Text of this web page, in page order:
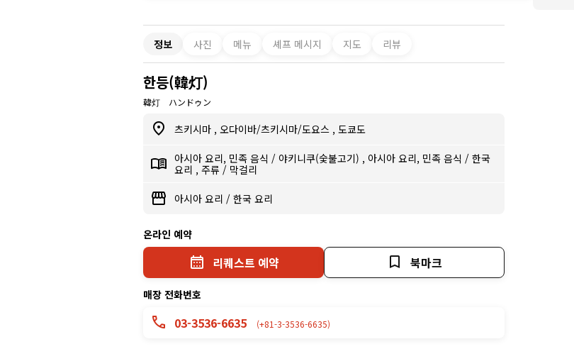
정보 사진 메뉴 셰프 메시지 지도 리뷰
한등(韓灯)
韓灯 ハンドゥン
츠키시마 , 오다이바/츠키시마/도요스 , 도쿄도
아시아 요리, 민족 음식 / 야키니쿠(숯불고기) , 아시아 요리, 민족 음식 / 한국
요리 , 주류 / 막걸리
아시아 요리 / 한국 요리
온라인 예약
리퀘스트 예약 북마크
매장 전화번호
03-3536-6635 (+81-3-3536-6635)